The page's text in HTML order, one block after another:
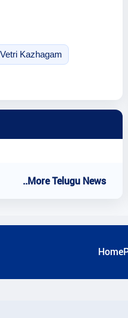
Kazhagam
..More Telugu News
Home